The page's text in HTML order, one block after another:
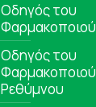
Οδηγός του
Φαρμακοποιού
Οδηγός του
Φαρμακοποιού
Ρεθύμνου